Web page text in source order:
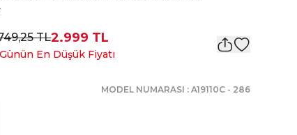
TL2.999 TL
En Düşük Fiyatı
MODEL NUMARASI : A19110C- 286